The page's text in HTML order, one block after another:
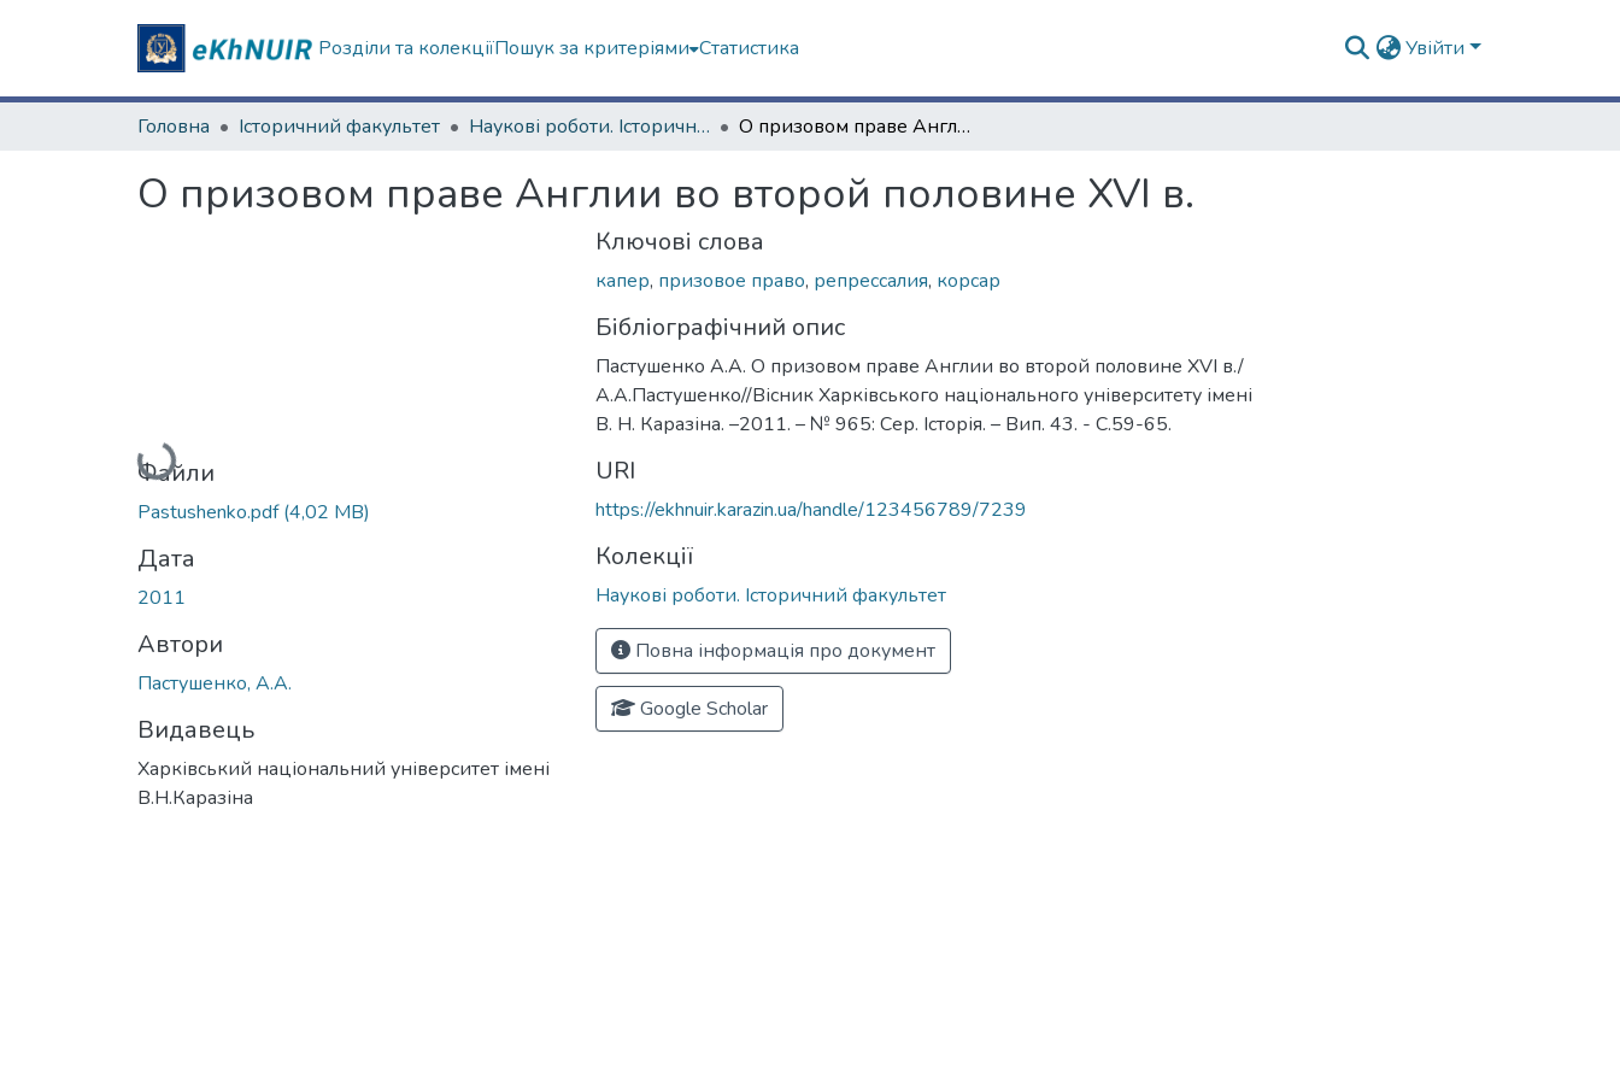
Розділи та колекціїПошук за критеріями Статистика Увійти
Головна Історичний факультет Наукові роботи. Історичний факультет О призовом праве Англии во второй половине XVI в.
О призовом праве Англии во второй половине XVI в.
Вантажиться...
Файли
Pastushenko.pdf(4,02 MB)
Дата
2011
Автори
Пастушенко, А.А.
Видавець
Харківський національний університет імені
В.Н.Каразіна
Ключові слова
капер, призовое право, репрессалия, корсар
Бібліографічний опис
Пастушенко А.А. О призовом праве Англии во второй половине XVI в./
А.А.Пастушенко//Вісник Харківського національного університету імені
В. Н. Каразіна. –2011. – № 965: Сер. Історія. – Вип. 43. - С.59-65.
URI
https://ekhnuir.karazin.ua/handle/123456789/7239
Колекції
Наукові роботи. Історичний факультет
Повна інформація про документ
Google Scholar